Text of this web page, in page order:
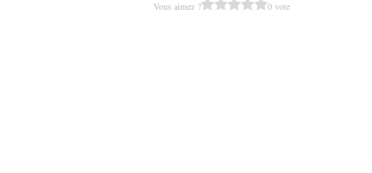
Vous aimez ?
0 vote